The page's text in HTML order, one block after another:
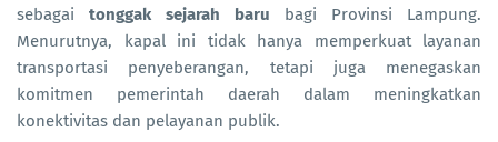
sebagai tonggak sejarah baru bagi Provinsi Lampung.
Menurutnya, kapal ini tidak hanya memperkuat layanan
transportasi penyeberangan, tetapi juga menegaskan
komitmen pemerintah daerah dalam meningkatkan
konektivitas dan pelayanan publik.